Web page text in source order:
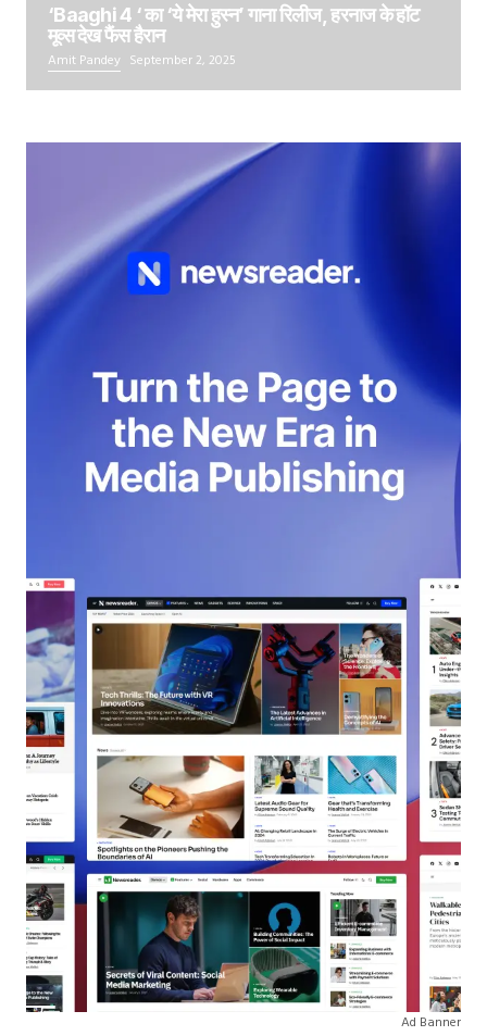
‘Baaghi 4 ‘ का ‘ये मेरा हुस्न’ गाना रिलीज, हरनाज के हॉट
मूव्स देख फैंस हैरान
Amit Pandey September 2, 2025
Ad Banner